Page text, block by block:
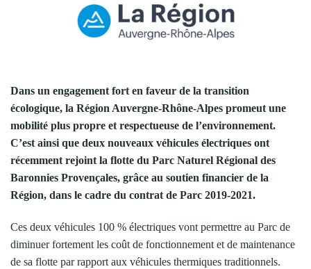
Dans un engagement fort en faveur de la transition
écologique, la Région Auvergne-Rhône-Alpes promeut une
mobilité plus propre et respectueuse de l’environnement.
C’est ainsi que deux nouveaux véhicules électriques ont
récemment rejoint la flotte du Parc Naturel Régional des
Baronnies Provençales, grâce au soutien financier de la
Région, dans le cadre du contrat de Parc 2019-2021.
Ces deux véhicules 100 % électriques vont permettre au Parc de
diminuer fortement les coût de fonctionnement et de maintenance
de sa flotte par rapport aux véhicules thermiques traditionnels.